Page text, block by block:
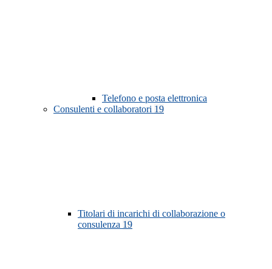
Telefono e posta elettronica
Consulenti e collaboratori 19
Titolari di incarichi di collaborazione o
consulenza 19